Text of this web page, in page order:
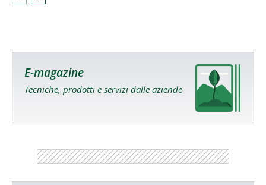
E-magazine
Tecniche, prodotti e servizi dalle aziende